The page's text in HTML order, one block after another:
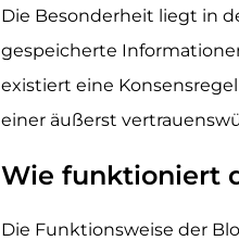
Die Besonderheit liegt in
gespeicherte
existiert eine
einer äußerst
Wie funktioniert
Die Funktionsweise der